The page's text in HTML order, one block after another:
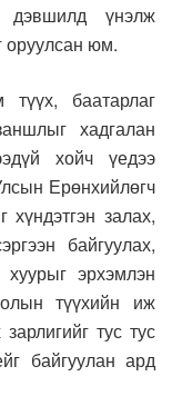
дэвшилд үнэлж
оруулсан юм.
түүх, баатарлаг
хадгалан
хойч үедээ
Ерөнхийлөгч
залах,
байгуулах,
эрхэмлэн
түүхийн иж
тус тус
байгуулан ард